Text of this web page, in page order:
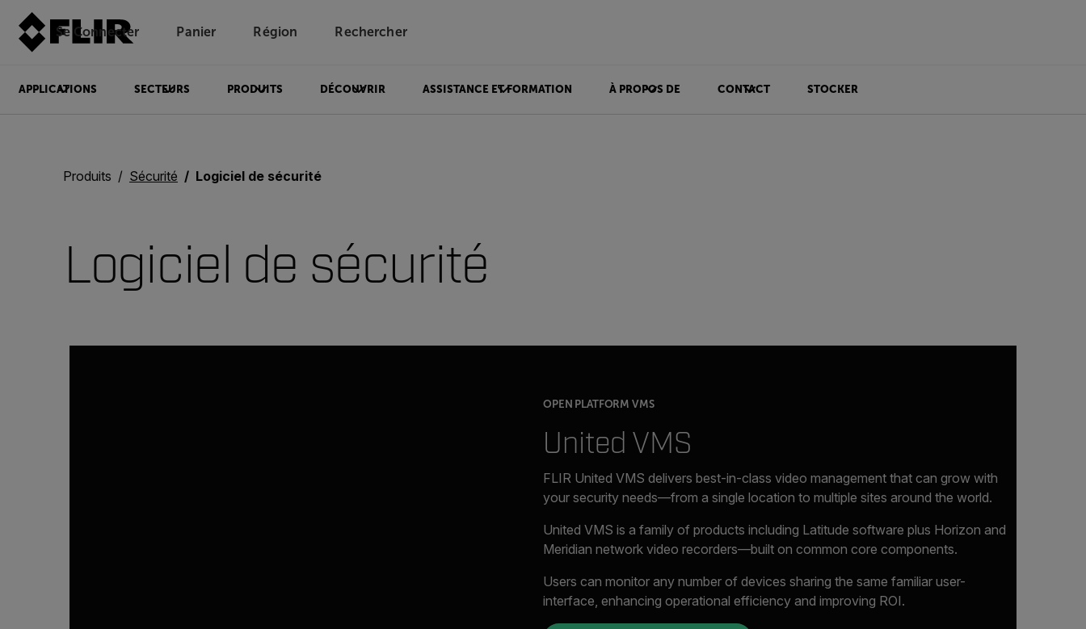
Se Connecter Unread messages
Panier Région Rechercher
APPLICATIONS SECTEURS PRODUITS DÉCOUVRIR ASSISTANCE ET FORMATION À PROPOS DE CONTACT STOCKER
Produits Sécurité Logiciel de sécurité
Logiciel de sécurité
OPEN PLATFORM VMS
United VMS
FLIR United VMS delivers best-in-class video management that can grow with
your security needs—from a single location to multiple sites around the world.
United VMS is a family of products including Latitude software plus Horizon and
Meridian network video recorders—built on common core components.
Users can monitor any number of devices sharing the same familiar user-
interface, enhancing operational efficiency and improving ROI.